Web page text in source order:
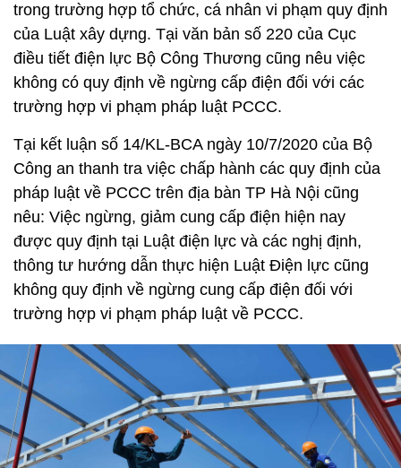
trong trường hợp tổ chức, cá nhân vi phạm quy định
của Luật xây dựng. Tại văn bản số 220 của Cục
điều tiết điện lực Bộ Công Thương cũng nêu việc
không có quy định về ngừng cấp điện đối với các
trường hợp vi phạm pháp luật PCCC.
Tại kết luận số 14/KL-BCA ngày 10/7/2020 của Bộ
Công an thanh tra việc chấp hành các quy định của
pháp luật về PCCC trên địa bàn TP Hà Nội cũng
nêu: Việc ngừng, giảm cung cấp điện hiện nay
được quy định tại Luật điện lực và các nghị định,
thông tư hướng dẫn thực hiện Luật Điện lực cũng
không quy định về ngừng cung cấp điện đối với
trường hợp vi phạm pháp luật về PCCC.